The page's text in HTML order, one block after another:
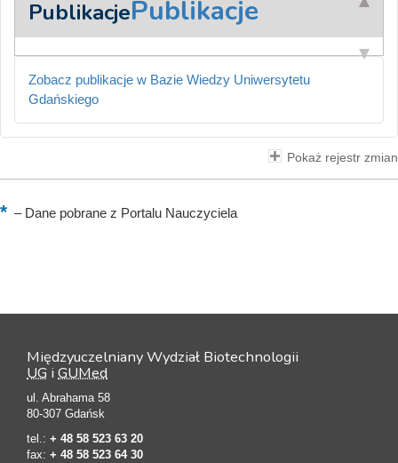
PublikacjePublikacje
Zobacz publikacje w Bazie Wiedzy Uniwersytetu
Gdańskiego
Pokaż rejestr zmian
–Dane pobrane z Portalu Nauczyciela
Międzyuczelniany Wydział Biotechnologii
UG i GUMed
ul. Abrahama 58
80-307 Gdańsk
tel.: + 48 58 523 63 20
fax: + 48 58 523 64 30